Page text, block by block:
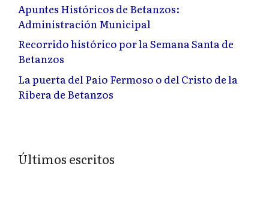
Apuntes Históricos de Betanzos:
Administración Municipal
Recorrido histórico por la Semana Santa de
Betanzos
La puerta del Paio Fermoso o del Cristo de la
Ribera de Betanzos
Últimos escritos